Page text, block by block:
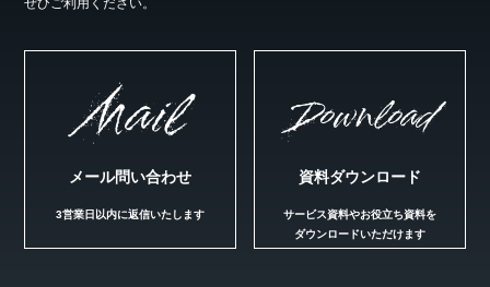
ぜひご利用ください。
Mail
メール問い合わせ
3営業日以内に返信いたします
Download
資料ダウンロード
サービス資料やお役立ち資料を
ダウンロードいただけます